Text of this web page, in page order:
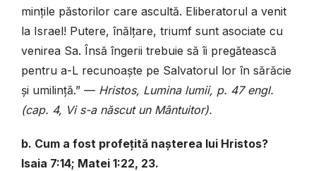
mințile păstorilor care ascultă. Eliberatorul a venit
la Israel! Putere, înălțare, triumf sunt asociate cu
venirea Sa. Însă îngerii trebuie să îi pregătească
pentru a-L recunoaște pe Salvatorul lor în sărăcie
și umilință.” — Hristos, Lumina lumii, p. 47 engl.
(cap. 4, Vi s-a născut un Mântuitor).
b. Cum a fost profețită nașterea lui Hristos?
Isaia 7:14; Matei 1:22, 23.